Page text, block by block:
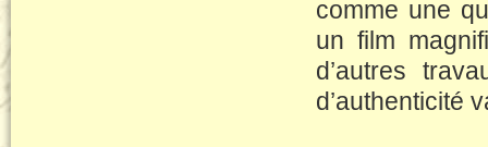
comme une
un film
d’autres
d’authenticité